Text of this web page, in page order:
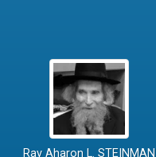
Rav Aharon L. STEINMAN